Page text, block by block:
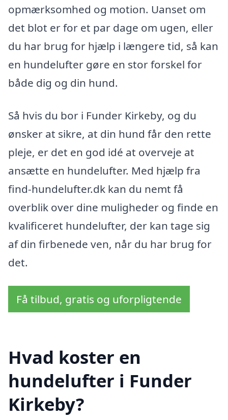
opmærksomhed og motion. Uanset om
det blot er for et par dage om ugen, eller
du har brug for hjælp i længere tid, så kan
en hundelufter gøre en stor forskel for
både dig og din hund.
Så hvis du bor i Funder Kirkeby, og du
ønsker at sikre, at din hund får den rette
pleje, er det en god idé at overveje at
ansætte en hundelufter. Med hjælp fra
find-hundelufter.dk kan du nemt få
overblik over dine muligheder og finde en
kvalificeret hundelufter, der kan tage sig
af din firbenede ven, når du har brug for
det.
Få tilbud, gratis og uforpligtende
Hvad koster en
hundelufter i Funder
Kirkeby?